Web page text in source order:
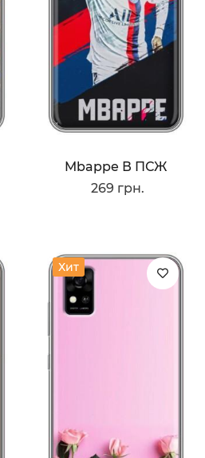
Mbappe В ПСЖ
269 грн.
Хит